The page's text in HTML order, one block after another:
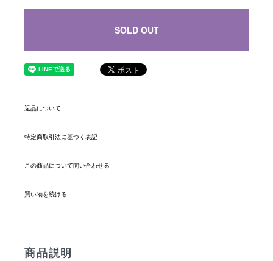
SOLD OUT
返品について
特定商取引法に基づく表記
この商品について問い合わせる
買い物を続ける
商品説明